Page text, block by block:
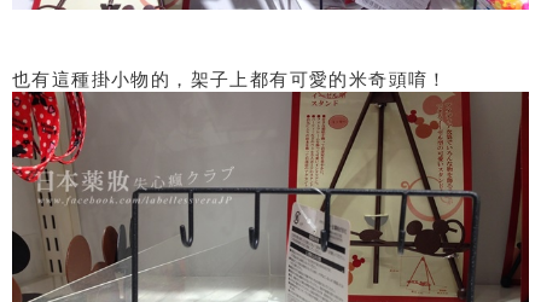
也有這種掛小物的，架子上都有可愛的米奇頭唷！